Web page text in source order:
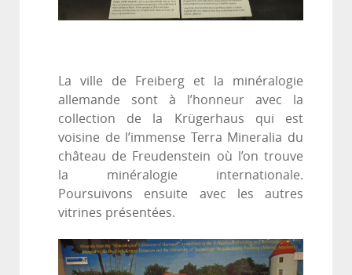
La ville de Freiberg et la minéralogie
allemande sont à l’honneur avec la
collection de la Krügerhaus qui est
voisine de l’immense Terra Mineralia du
château de Freudenstein où l’on trouve
la minéralogie internationale.
Poursuivons ensuite avec les autres
vitrines présentées.